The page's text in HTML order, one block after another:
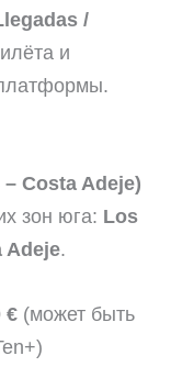
/
и
Costa Adeje)
зон юга: Los
Adeje.
€ (может быть